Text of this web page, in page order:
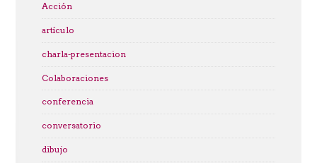
Acción
artículo
charla-presentacion
Colaboraciones
conferencia
conversatorio
dibujo